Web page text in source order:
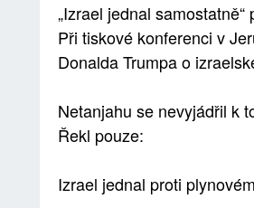
„Izrael jednal
Při tiskové konferenci v
Donalda Trumpa o
Netanjahu se nevyjádřil k
Řekl pouze:
Izrael jednal proti